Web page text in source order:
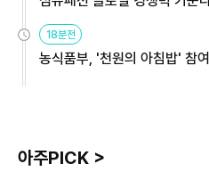
원
18분전
농식품부, '천원의 아침밥' 참
아주PICK >